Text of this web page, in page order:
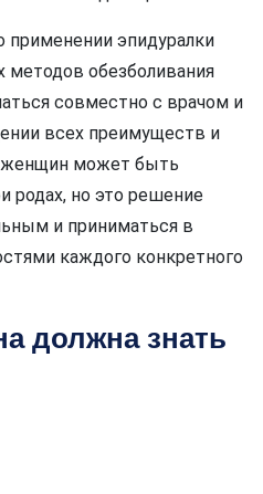
применении эпидуралки
методов обезболивания
совместно с врачом и
всех преимуществ и
женщин может быть
родах, но это решение
и приниматься в
каждого конкретного
должна знать